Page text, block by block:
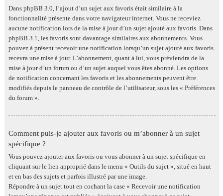
Dans phpBB 3.0, l’ajout d’un sujet aux favoris était similaire à la
fonctionnalité présente dans votre navigateur internet. Vous ne receviez
aucune notification lors de la mise à jour d’un sujet ajouté aux favoris. Dans
phpBB 3.1, les favoris sont davantage similaires aux abonnements. Vous
pouvez à présent recevoir une notification lorsqu’un sujet ajouté aux favoris
recevra une mise à jour. L’abonnement, quant à lui, vous préviendra de la
mise à jour d’un forum ou d’un sujet auquel vous êtes abonné. Les options
de notification concernant les favoris et les abonnements peuvent être
modifiés depuis le panneau de contrôle de l’utilisateur, sous les « Préférences
du forum ».
Comment puis-je ajouter aux favoris ou m’abonner à un sujet
spécifique ?
Vous pouvez ajouter aux favoris ou vous abonner à un sujet spécifique en
cliquant sur le lien approprié dans le menu « Outils du sujet », situé en haut
et en bas des sujets et parfois illustré par une image.
Répondre à un sujet tout en cochant la case « Recevoir une notification